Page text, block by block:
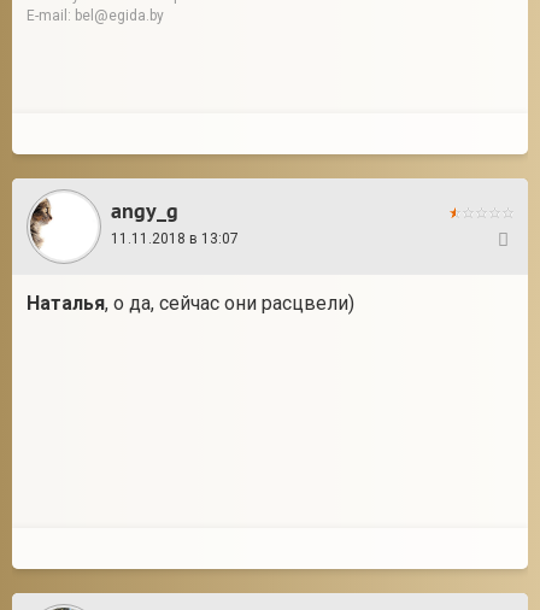
E-mail: bel@egida.by
angy_g
11.11.2018 в 13:07
Наталья, о да, сейчас они расцвели)